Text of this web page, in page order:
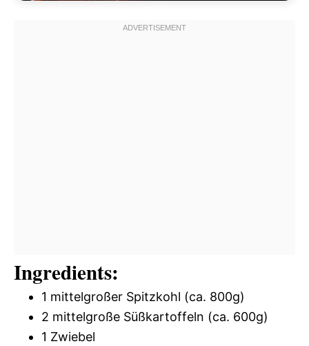
Ingredients:
1 mittelgroßer Spitzkohl (ca. 800g)
2 mittelgroße Süßkartoffeln (ca. 600g)
1 Zwiebel